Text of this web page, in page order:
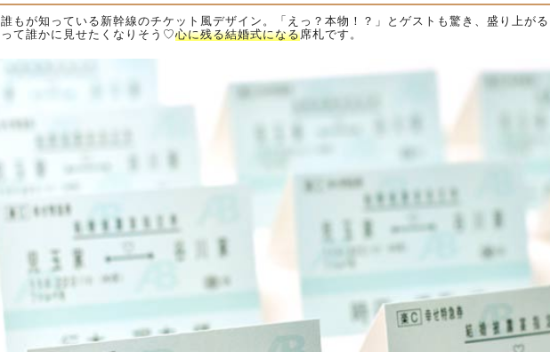
誰もが知っている新幹線のチケット風デザイン。「えっ？本物！？」とゲストも驚き、盛り上が
って誰かに見せたくなりそう♡心に残る結婚式になる席札です。